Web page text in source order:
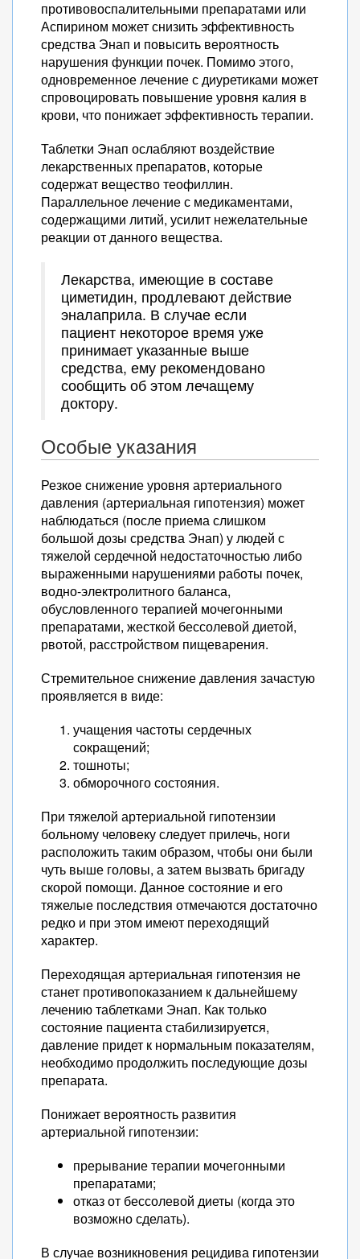
противовоспалительными препаратами или
Аспирином может снизить эффективность
средства Энап и повысить вероятность
нарушения функции почек. Помимо этого,
одновременное лечение с диуретиками может
спровоцировать повышение уровня калия в
крови, что понижает эффективность терапии.
Таблетки Энап ослабляют воздействие
лекарственных препаратов, которые
содержат вещество теофиллин.
Параллельное лечение с медикаментами,
содержащими литий, усилит нежелательные
реакции от данного вещества.
Лекарства, имеющие в составе
циметидин, продлевают действие
эналаприла. В случае если
пациент некоторое время уже
принимает указанные выше
средства, ему рекомендовано
сообщить об этом лечащему
доктору.
Особые указания
Резкое снижение уровня артериального
давления (артериальная гипотензия) может
наблюдаться (после приема слишком
большой дозы средства Энап) у людей с
тяжелой сердечной недостаточностью либо
выраженными нарушениями работы почек,
водно-электролитного баланса,
обусловленного терапией мочегонными
препаратами, жесткой бессолевой диетой,
рвотой, расстройством пищеварения.
Стремительное снижение давления зачастую
проявляется в виде:
учащения частоты сердечных
сокращений;
тошноты;
обморочного состояния.
При тяжелой артериальной гипотензии
больному человеку следует прилечь, ноги
расположить таким образом, чтобы они были
чуть выше головы, а затем вызвать бригаду
скорой помощи. Данное состояние и его
тяжелые последствия отмечаются достаточно
редко и при этом имеют переходящий
характер.
Переходящая артериальная гипотензия не
станет противопоказанием к дальнейшему
лечению таблетками Энап. Как только
состояние пациента стабилизируется,
давление придет к нормальным показателям,
необходимо продолжить последующие дозы
препарата.
Понижает вероятность развития
артериальной гипотензии:
прерывание терапии мочегонными
препаратами;
отказ от бессолевой диеты (когда это
возможно сделать).
В случае возникновения рецидива гипотензии